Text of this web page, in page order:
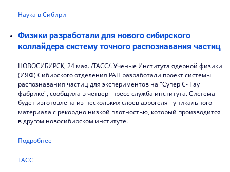
Наука в Сибири
Физики разработали для нового сибирского
коллайдера систему точного распознавания частиц
НОВОСИБИРСК, 24 мая. /ТАСС/. Ученые Института ядерной физики
(ИЯФ) Сибирского отделения РАН разработали проект системы
распознавания частиц для экспериментов на "Супер С- Тау
фабрике", сообщила в четверг пресс-служба института. Система
будет изготовлена из нескольких слоев аэрогеля - уникального
материала с рекордно низкой плотностью, который производится
в другом новосибирском институте.
Подробнее
ТАСС